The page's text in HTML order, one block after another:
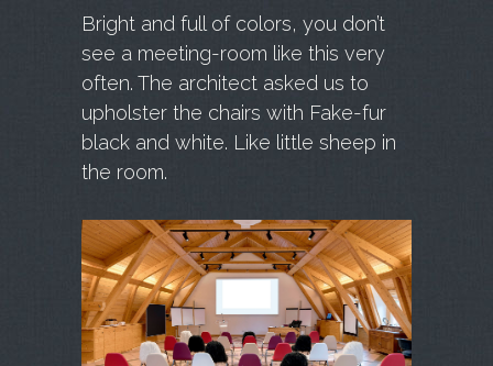
Bright and full of colors, you don’t
see a meeting-room like this very
often. The architect asked us to
upholster the chairs with Fake-fur
black and white. Like little sheep in
the room.